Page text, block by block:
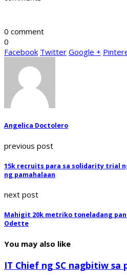
0 comment
0
Facebook Twitter Google +
Angelica Doctolero
previous post
15k recruits para sa solidarity trial
ng pamahalaan
next post
Mahigit 20k metriko toneladang
Odette
You may also like
IT Chief ng SC nagbitiw sa